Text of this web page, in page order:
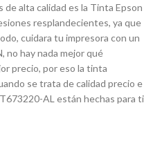
de alta calidad es la Tinta Epson
resplandecientes, ya que
cuidara tu impresora con un
no hay nada mejor qué
precio, por eso la tinta
se trata de calidad precio e
AL están hechas para ti